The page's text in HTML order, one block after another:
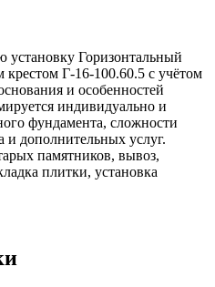
Горизонтальный
крестом Г-16-100.60.5 с учётом
и особенностей
индивидуально и
фундамента, сложности
и дополнительных услуг.
памятников, вывоз,
плитки, установка